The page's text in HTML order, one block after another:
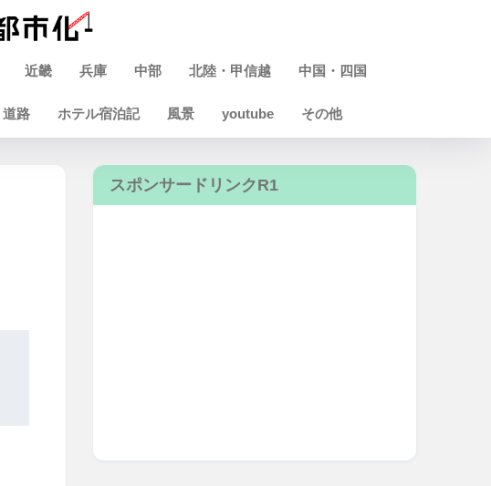
近畿 兵庫 中部 北陸・甲信越 中国・四国
道路 ホテル宿泊記 風景 youtube その他
スポンサードリンクR1